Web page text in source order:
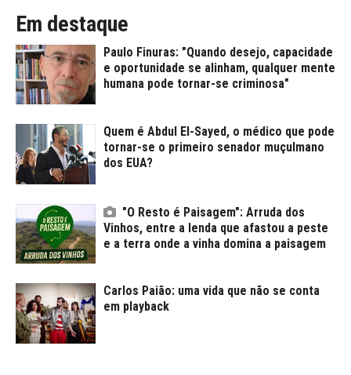
Em destaque
Paulo Finuras: "Quando desejo, capacidade
e oportunidade se alinham, qualquer mente
humana pode tornar-se criminosa"
Quem é Abdul El-Sayed, o médico que pode
tornar-se o primeiro senador muçulmano
dos EUA?
"O Resto é Paisagem": Arruda dos
Vinhos, entre a lenda que afastou a peste
e a terra onde a vinha domina a paisagem
Carlos Paião: uma vida que não se conta
em playback